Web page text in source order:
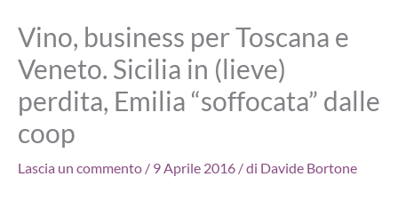
Vino, business per Toscana e
Veneto. Sicilia in (lieve)
perdita, Emilia “soffocata” dalle
coop
Lascia un commento / 9 Aprile 2016 / di Davide Bortone